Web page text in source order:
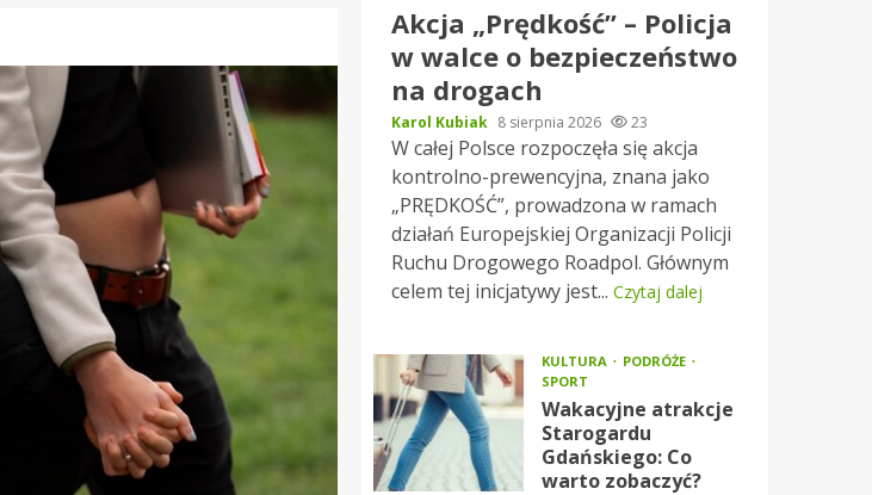
Akcja „Prędkość” – Policja
w walce o bezpieczeństwo
na drogach
Karol Kubiak 8 sierpnia 2026 23
W całej Polsce rozpoczęła się akcja
kontrolno-prewencyjna, znana jako
„PRĘDKOŚĆ”, prowadzona w ramach
działań Europejskiej Organizacji Policji
Ruchu Drogowego Roadpol. Głównym
celem tej inicjatywy jest... Czytaj dalej
KULTURA
PODRÓŻE
SPORT
Wakacyjne atrakcje
Starogardu
Gdańskiego: Co
warto zobaczyć?